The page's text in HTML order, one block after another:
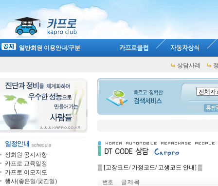
일반회원 이용안내/구분
상담사례
정회원 공지사항
카프로 교육일정
카프로 이모저모
행사(좋은일/궂긴일)
▒ [고장코드/ 가정코드/ 고생코드 안내] ▒
번호 글 제 목